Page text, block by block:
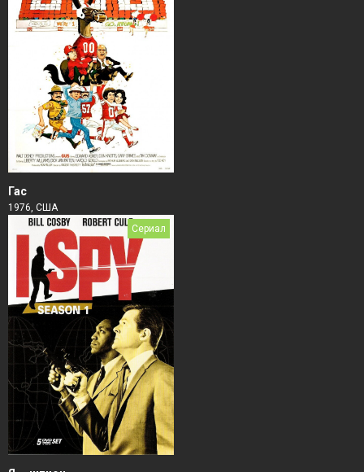
Гас
1976, США
Сериал